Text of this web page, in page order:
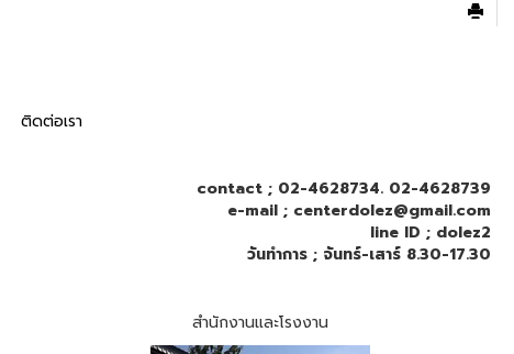
ติดต่อเรา
contact ; 02-4628734. 02-4628739
e-mail ; centerdolez@gmail.com
line ID ; dolez2
วันทำการ ; จันทร์-เสาร์ 8.30-17.30
สำนักงานและโรงงาน